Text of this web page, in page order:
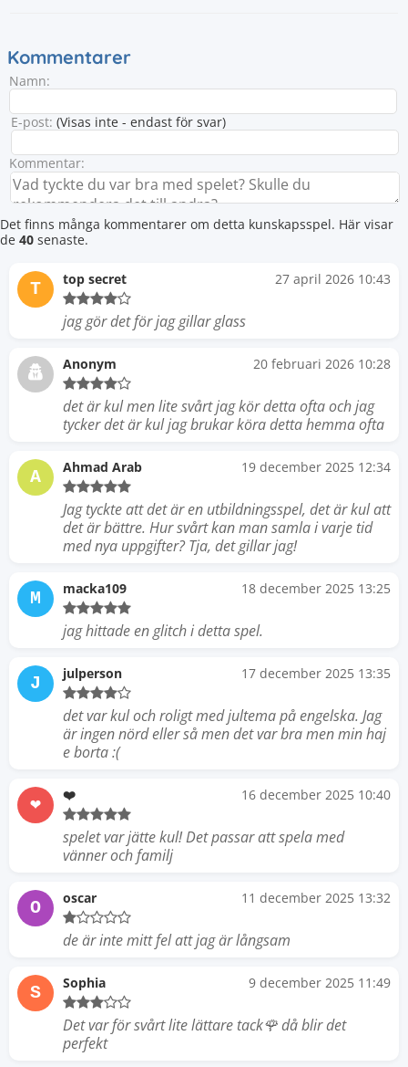
Kommentarer
Namn:
E-post: (Visas inte - endast för svar)
Kommentar:
Det finns många kommentarer om detta kunskapsspel. Här visar
de 40 senaste.
T top secret 27 april 2026 10:43
jag gör det för jag gillar glass
Anonym 20 februari 2026 10:28
det är kul men lite svårt jag kör detta ofta och jag
tycker det är kul jag brukar köra detta hemma ofta
A Ahmad Arab 19 december 2025 12:34
Jag tyckte att det är en utbildningsspel, det är kul att
det är bättre. Hur svårt kan man samla i varje tid
med nya uppgifter? Tja, det gillar jag!
M macka109 18 december 2025 13:25
jag hittade en glitch i detta spel.
J julperson 17 december 2025 13:35
det var kul och roligt med jultema på engelska. Jag
är ingen nörd eller så men det var bra men min haj
e borta :(
❤ ❤️‍ 16 december 2025 10:40
spelet var jätte kul! Det passar att spela med
vänner och familj
O oscar 11 december 2025 13:32
de är inte mitt fel att jag är långsam
S Sophia 9 december 2025 11:49
Det var för svårt lite lättare tack🌹 då blir det
perfekt